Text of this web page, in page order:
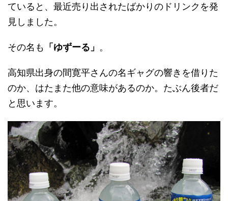
ていると、最近売り出されたばかりのドリンクを発
見しました。
その名も 「ゆずーる」 。
高知県出身の間寛平さんの名ギャグの響きを借りた
のか、はたまた他の意味があるのか。たぶん後者だ
と思います。